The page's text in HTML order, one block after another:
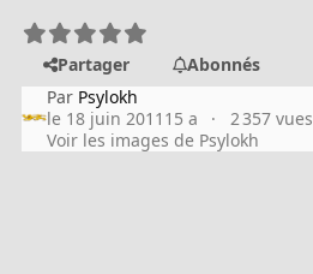
Partager
Abonnés
Par Psylokh
le 18 juin 2011 15 a
2 357 vues
Voir les images de Psylokh